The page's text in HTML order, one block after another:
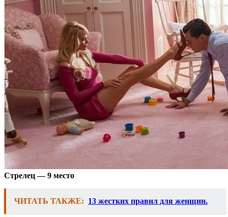
Стрелец — 9 место
ЧИТАТЬ ТАКЖЕ: 13 жестких правил для женщин.